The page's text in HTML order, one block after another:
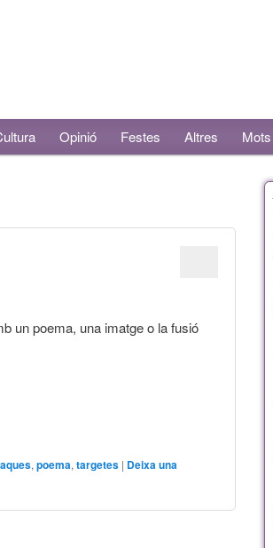
Opinió Festes Altres
un poema, una imatge o la fusió
,poema,targetes | Deixa una